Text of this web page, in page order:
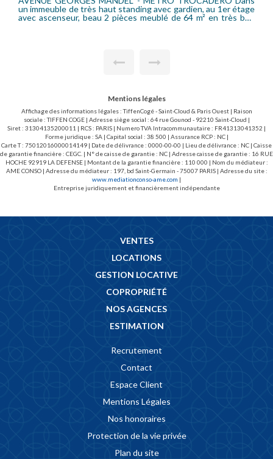
meublées au 2ème étage comprenant une entrée, un séjour,
une cuisine entièrement équipée (plaque électrique, micro-
Mentions légales
Affichage des informations légales : TiffenCogé - Saint-Cloud & Paris Ouest | Raison
sociale : TIFFEN COGE | Adresse siège social : 64 rue Gounod - 92210 Saint-Cloud |
Siret : 31304135200011 | RCS : PARIS | Numero TVA Intracommunautaire : FR41313041352 |
Forme juridique : SA | Capital social : 38 500 | Assurance RCP : NC |
Carte T : 75012016000014149 | Date de délivrance : 0000-00-00 | Lieu de délivrance : NC | Caisse
de garantie financière : CEGC. | N° de caisse de garantie : NC | Adresse caisse de garantie : 16 RUE
HOCHE 92919 LA DEFENSE | Montant de la garantie financière : 110 000 | Nom du médiateur :
AME CONSO | Adresse du médiateur : 197, bd Saint-Germain - 75007 PARIS | Adresse du site :
www.mediationconso-ame.com |
Entreprise juridiquement et financièrement indépendante
VENTES
LOCATIONS
GESTION LOCATIVE
COPROPRIÉTÉ
NOS AGENCES
ESTIMATION
Recrutement
Contact
Espace Client
Mentions Légales
Nos honoraires
Protection de la vie privée
Plan du site